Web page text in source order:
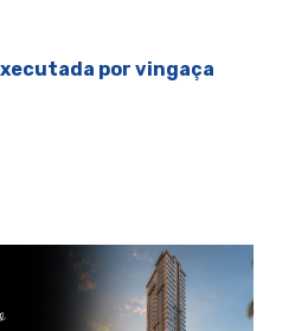
por vingaça